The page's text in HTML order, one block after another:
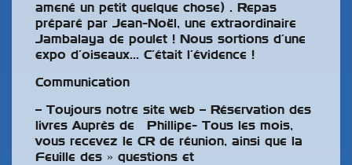
amené un petit quelque chose) . Repas
préparé par Jean-Noël, une extraordinaire
Jambalaya de poulet ! Nous sortions d’une
expo d’oiseaux… C’était l’évidence !
Communication
– Toujours notre site web – Réservation des
livres Auprès de Phillipe- Tous les mois,
vous recevez le CR de réunion, ainsi que la
Feuille des » questions et